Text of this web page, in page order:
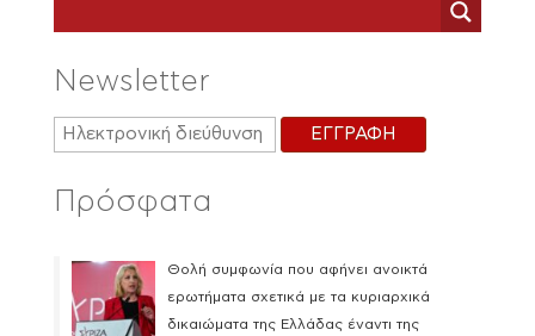
Newsletter
Πρόσφατα
Θολή συμφωνία που αφήνει ανοικτά
ερωτήματα σχετικά με τα κυριαρχικά
δικαιώματα της Ελλάδας έναντι της